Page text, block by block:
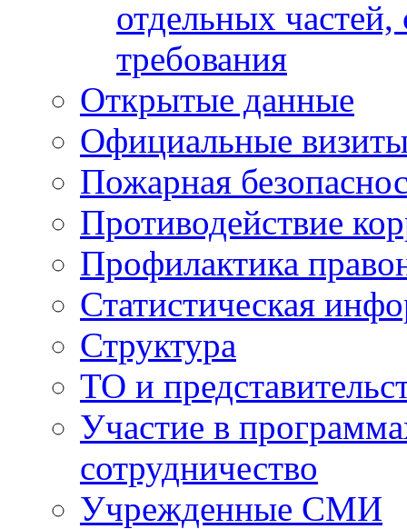
отдельных
требования
Открытые данные
Официальные
Пожарная
Противодействие
Профилактика
Статистическая
Структура
ТО и
Участие в
сотрудничество
Учрежденные СМИ